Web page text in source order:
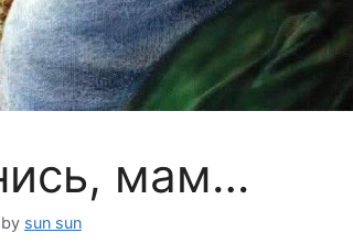
мам…
by sun sun